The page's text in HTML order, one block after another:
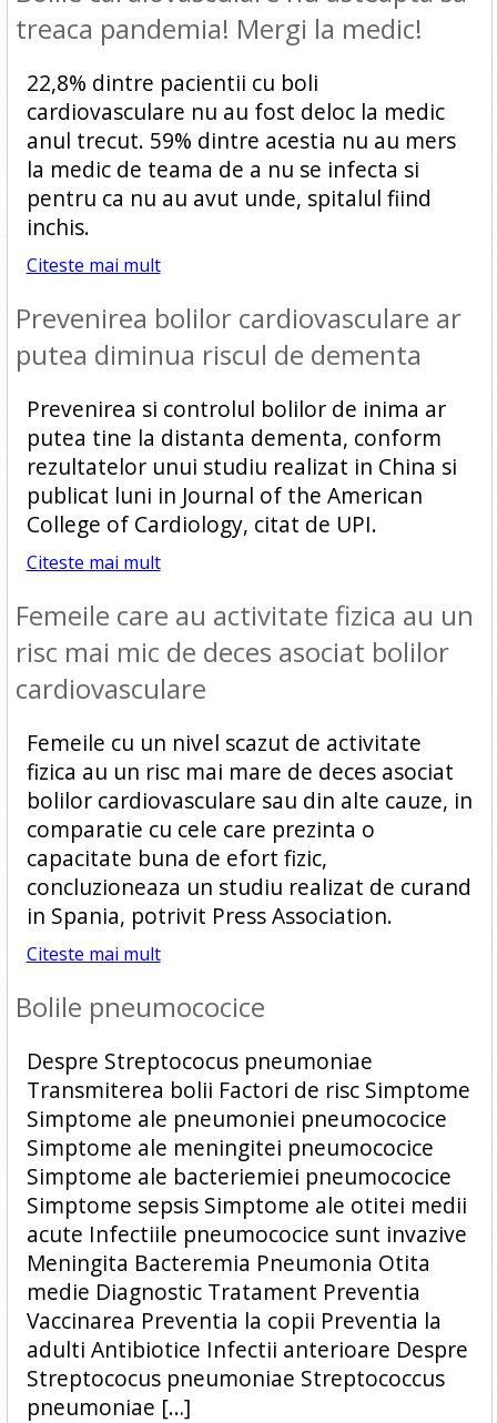
treaca pandemia! Mergi la medic!
22,8% dintre pacientii cu boli
cardiovasculare nu au fost deloc la medic
anul trecut. 59% dintre acestia nu au mers
la medic de teama de a nu se infecta si
pentru ca nu au avut unde, spitalul fiind
inchis.
Citeste mai mult
Prevenirea bolilor cardiovasculare ar
putea diminua riscul de dementa
Prevenirea si controlul bolilor de inima ar
putea tine la distanta dementa, conform
rezultatelor unui studiu realizat in China si
publicat luni in Journal of the American
College of Cardiology, citat de UPI.
Citeste mai mult
Femeile care au activitate fizica au un
risc mai mic de deces asociat bolilor
cardiovasculare
Femeile cu un nivel scazut de activitate
fizica au un risc mai mare de deces asociat
bolilor cardiovasculare sau din alte cauze, in
comparatie cu cele care prezinta o
capacitate buna de efort fizic,
concluzioneaza un studiu realizat de curand
in Spania, potrivit Press Association.
Citeste mai mult
Bolile pneumococice
Despre Streptococus pneumoniae
Transmiterea bolii Factori de risc Simptome
Simptome ale pneumoniei pneumococice
Simptome ale meningitei pneumococice
Simptome ale bacteriemiei pneumococice
Simptome sepsis Simptome ale otitei medii
acute Infectiile pneumococice sunt invazive
Meningita Bacteremia Pneumonia Otita
medie Diagnostic Tratament Preventia
Vaccinarea Preventia la copii Preventia la
adulti Antibiotice Infectii anterioare Despre
Streptococus pneumoniae Streptococcus
pneumoniae […]